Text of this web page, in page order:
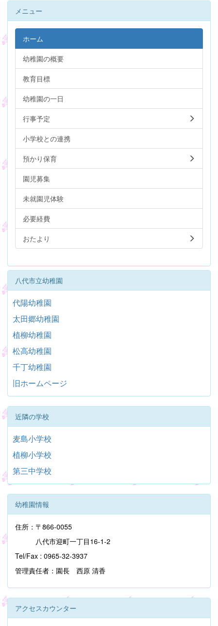
メニュー
ホーム
幼稚園の概要
教育目標
幼稚園の一日
行事予定
小学校との連携
預かり保育
園児募集
未就園児体験
必要経費
おたより
八代市立幼稚園
代陽幼稚園
太田郷幼稚園
植柳幼稚園
松高幼稚園
千丁幼稚園
旧ホームページ
近隣の学校
麦島小学校
植柳小学校
第三中学校
幼稚園情報
住所：〒866-0055
八代市迎町一丁目16-1-2
Tel/Fax : 0965-32-3937
管理責任者：園長 西原 清香
アクセスカウンター